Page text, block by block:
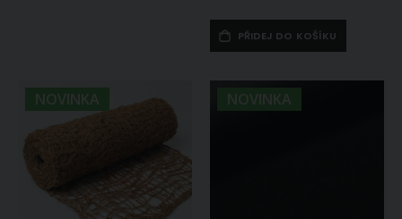
PŘIDEJ DO KOŠÍKU
NOVINKA NOVINKA